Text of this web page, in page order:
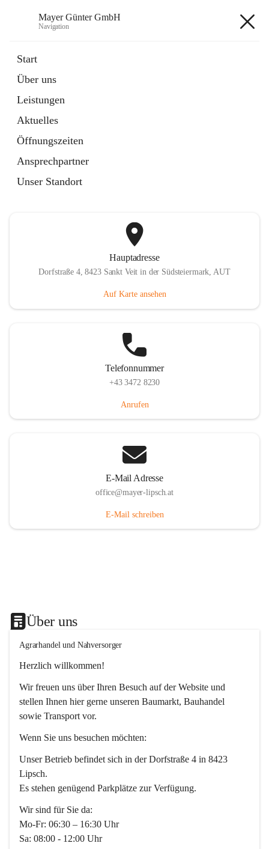
Mayer Günter GmbH
Navigation
Start
Über uns
Leistungen
Aktuelles
Öffnungszeiten
Ansprechpartner
Unser Standort
Artikel
in
Tab
TRANSPORTE
Artikel
öffnet
in
neuem
Tab
Hauptadresse
Dorfstraße 4, 8423 Sankt Veit in der Südsteiermark, AUT
Auf Karte ansehen
Telefonnummer
+43 3472 8230
Anrufen
E-Mail Adresse
office@mayer-lipsch.at
E-Mail schreiben
Über uns
Agrarhandel und Nahversorger
Herzlich willkommen!
Wir freuen uns über Ihren Besuch auf der Website und
stellen Ihnen hier gerne unseren Baumarkt, Bauhandel
sowie Transport vor.
Wenn Sie uns besuchen möchten:
Unser Betrieb befindet sich in der Dorfstraße 4 in 8423
Lipsch.
Es stehen genügend Parkplätze zur Verfügung.
Wir sind für Sie da:
Mo-Fr: 06:30 – 16:30 Uhr
Sa: 08:00 - 12:00 Uhr